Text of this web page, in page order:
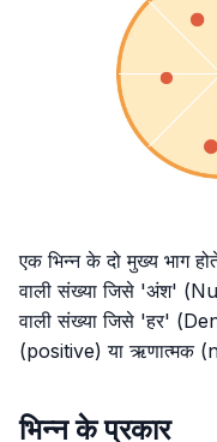
एक भिन्न के दो मुख्य भाग
वाली संख्या जिसे 'अंश'
वाली संख्या जिसे 'हर'
(positive) या ऋणात्मक
भिन्न के प्रकार